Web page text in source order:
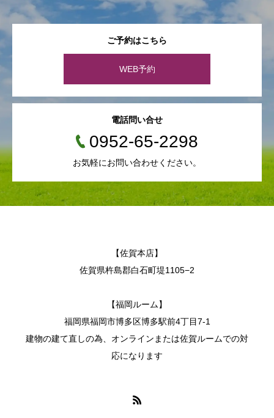
ご予約はこちら
WEB予約
電話問い合せ
0952-65-2298
お気軽にお問い合わせください。
【佐賀本店】
佐賀県杵島郡白石町堤1105−2
【福岡ルーム】
福岡県福岡市博多区博多駅前4丁目7-1
建物の建て直しの為、オンラインまたは佐賀ルームでの対
応になります